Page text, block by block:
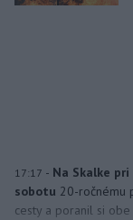
17:17 - Na Skalke
sobotu 20-ročnému
cesty a poranil si obe